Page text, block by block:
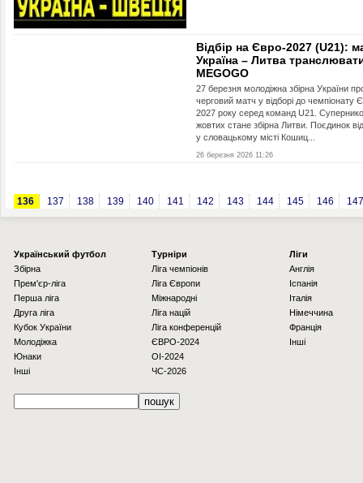
Відбір на Євро-2027 (U21):
Україна – Литва
MEGOGO
27 березня молодіжна збірна України
черговий матч у відборі до чемпіонату
2027 року серед команд U21.
жовтих стане збірна Литви. Поєдинок
у словацькому місті Кошиц...
26 березня 2026 11:26
136 137 138 139 140 141 142 143 144 145 146 147
Українcький футбол
Збірна
Прем'єр-ліга
Перша ліга
Друга ліга
Кубок України
Молодіжка
Юнаки
Інші
Турніри
Ліга чемпіонів
Ліга Європи
Міжнародні
Ліга націй
Ліга конференцій
ЄВРО-2024
OI-2024
ЧС-2026
Ліги
Англія
Іспанія
Італія
Німеччина
Франція
Інші